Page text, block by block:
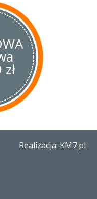
Realizacja: KM7.pl